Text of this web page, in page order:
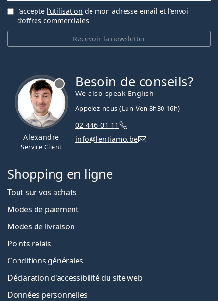
Recevoir la newsletter
J’accepte l’utilisation de mon adresse email et l’envoi
d’offres commerciales
Alexandre
Service Client
Besoin de conseils?
We also speak English
Appelez-nous (Lun-Ven 8h30-16h)
02 446 01 11
info@lentiamo.be
Shopping en ligne
Tout sur vos achats
Modes de paiement
Modes de livraison
Points relais
Conditions générales
Déclaration d'accessibilité du site web
Données personnelles